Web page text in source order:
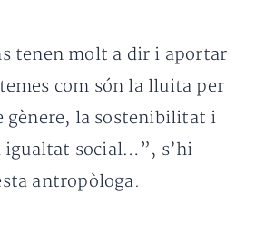
tenen molt a dir i aportar
com són la lluita per
gènere, la sostenibilitat i
igualtat social…”, s’hi
antropòloga.